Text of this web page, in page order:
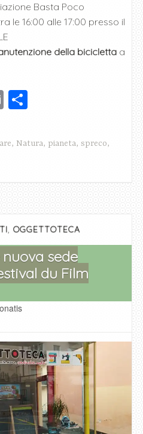
Basta Poco
le 16:00 alle 17:00 presso il
della bicicletta a
E
ai
C
n
, Natura, pianeta, spreco,
, OGGETTOTECA
sede
du Film